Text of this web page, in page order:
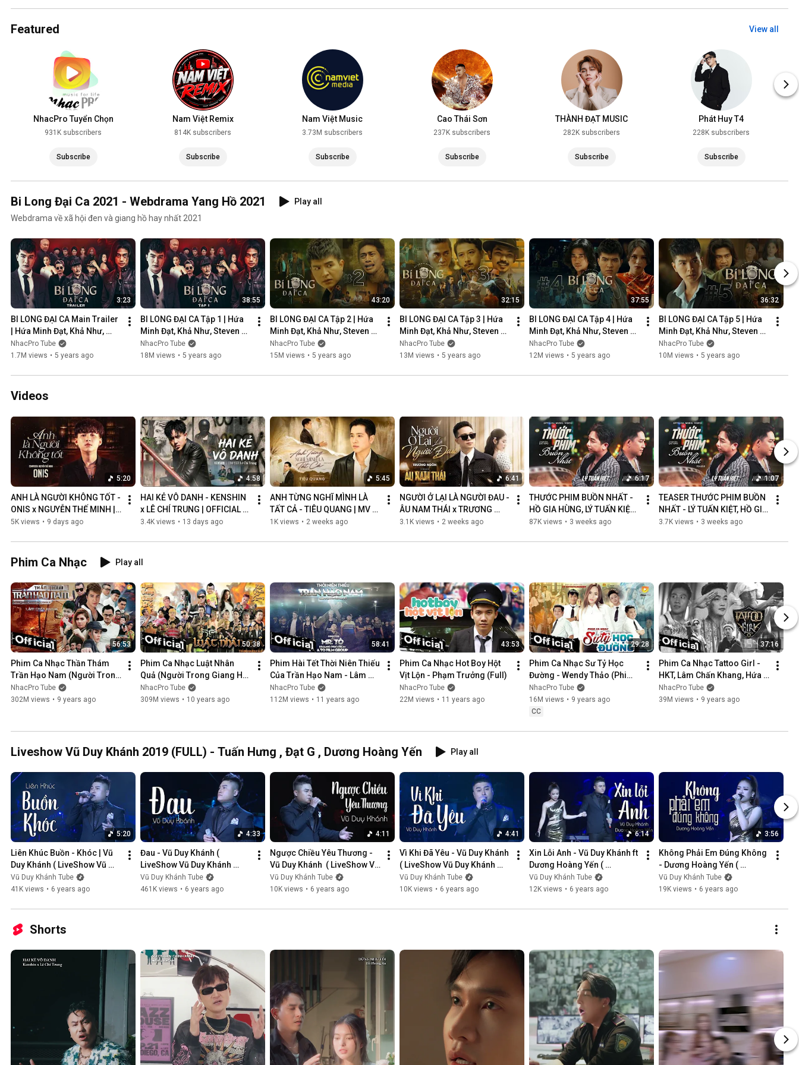
Featured View all
NhacPro Tuyển Chọn
931K subscribers
Subscribe
Nam Việt Remix
814K subscribers
Subscribe
Nam Việt Music
3.73M subscribers
Subscribe
Cao Thái Sơn
237K subscribers
Subscribe
THÀNH ĐẠT MUSIC
282K subscribers
Subscribe
Phát Huy T4
228K subscribers
Subscribe
Bi Long Đại Ca 2021 - Webdrama Yang Hồ 2021
Play all
Webdrama về xã hội đen và giang hồ hay nhất 2021
3:23
BI LONG ĐẠI CA Main Trailer
| Hứa Minh Đạt, Khả Như,
Steven Nguyễn, Lợi Trần |
Webdrama Yang Hồ 2021
NhacPro Tube
1.7M views • 5 years ago
38:55
BI LONG ĐẠI CA Tập 1 | Hứa
Minh Đạt, Khả Như, Steven
Nguyễn, Lợi Trần |
Webdrama Yang Hồ 2021
NhacPro Tube
18M views • 5 years ago
43:20
BI LONG ĐẠI CA Tập 2 | Hứa
Minh Đạt, Khả Như, Steven
Nguyễn, Lợi Trần |
Webdrama Yang Hồ 2021
NhacPro Tube
15M views • 5 years ago
32:15
BI LONG ĐẠI CA Tập 3 | Hứa
Minh Đạt, Khả Như, Steven
Nguyễn, Lợi Trần |
Webdrama Yang Hồ 2021
NhacPro Tube
13M views • 5 years ago
37:55
BI LONG ĐẠI CA Tập 4 | Hứa
Minh Đạt, Khả Như, Steven
Nguyễn, Lợi Trần |
Webdrama Yang Hồ 2021
NhacPro Tube
12M views • 5 years ago
36:32
BI LONG ĐẠI CA Tập 5 | Hứa
Minh Đạt, Khả Như, Steven
Nguyễn, Lợi Trần |
Webdrama Yang Hồ 2021
NhacPro Tube
10M views • 5 years ago
Videos
5:20
ANH LÀ NGƯỜI KHÔNG TỐT -
ONIS x NGUYỄN THẾ MINH |
OFFICIAL MV
5K views • 9 days ago
4:58
HAI KẺ VÔ DANH - KENSHIN
x LÊ CHÍ TRUNG | OFFICIAL
MUSIC VIDEO
3.4K views • 13 days ago
5:45
ANH TỪNG NGHĨ MÌNH LÀ
TẤT CẢ - TIÊU QUANG | MV
OFFICIAL
1K views • 2 weeks ago
6:41
NGƯỜI Ở LẠI LÀ NGƯỜI ĐAU -
ÂU NAM THÁI x TRƯƠNG
NGÔN | MV OFFICIAL
3.1K views • 2 weeks ago
6:17
THƯỚC PHIM BUỒN NHẤT -
HỒ GIA HÙNG, LÝ TUẤN KIỆT |
OFFICIAL MUSIC VIDEO
87K views • 3 weeks ago
1:07
TEASER THƯỚC PHIM BUỒN
NHẤT - LÝ TUẤN KIỆT, HỒ GIA
HÙNG | NGÀN LỜI NGƯỜI ĐÃ
3.7K views • 3 weeks ago
Phim Ca Nhạc Play all
56:53
Phim Ca Nhạc Thần Thám
Trần Hạo Nam (Người Trong
Giang Hồ 5) - Lâm Chấn
Khang 2017
NhacPro Tube
302M views • 9 years ago
50:38
Phim Ca Nhạc Luật Nhân
Quả (Người Trong Giang Hồ
4) - Lâm Chấn Khang 2016
NhacPro Tube
309M views • 10 years ago
58:41
Phim Hài Tết Thời Niên Thiếu
Của Trần Hạo Nam - Lâm
Chấn Khang [Official]
NhacPro Tube
112M views • 11 years ago
43:53
Phim Ca Nhạc Hot Boy Hột
Vịt Lộn - Phạm Trưởng (Full)
NhacPro Tube
22M views • 11 years ago
29:28
Phim Ca Nhạc Sư Tỷ Học
Đường - Wendy Thảo (Phim
Ca Nhạc Hay Nhất 2017)
NhacPro Tube
16M views • 9 years ago
CC
37:16
Phim Ca Nhạc Tattoo Girl -
HKT, Lâm Chấn Khang, Hứa
Minh Đạt, Thanh Tân
NhacPro Tube
39M views • 9 years ago
Liveshow Vũ Duy Khánh 2019 (FULL) - Tuấn Hưng , Đạt G , Dương Hoàng Yến Play all
5:20
Liên Khúc Buồn - Khóc | Vũ
Duy Khánh ( LiveShow Vũ
Duy Khánh 2019 Phần 1/21 )
Vũ Duy Khánh Tube
41K views • 6 years ago
4:33
Đau - Vũ Duy Khánh (
LiveShow Vũ Duy Khánh
2019 Phần 2/21 )
Vũ Duy Khánh Tube
461K views • 6 years ago
4:11
Ngược Chiều Yêu Thương -
Vũ Duy Khánh  ( LiveShow Vũ
Duy Khánh 2019 Phần 3/21 )
Vũ Duy Khánh Tube
10K views • 6 years ago
4:41
Vì Khi Đã Yêu - Vũ Duy Khánh
( LiveShow Vũ Duy Khánh
2019 Phần 4/21 )
Vũ Duy Khánh Tube
10K views • 6 years ago
6:14
Xin Lỗi Anh - Vũ Duy Khánh ft
Dương Hoàng Yến (
LiveShow Vũ Duy Khánh
2019 Phần 5/21 )
Vũ Duy Khánh Tube
12K views • 6 years ago
3:56
Không Phải Em Đúng Không
- Dương Hoàng Yến (
LiveShow Vũ Duy Khánh
2019 Phần 6/21 )
Vũ Duy Khánh Tube
19K views • 6 years ago
Shorts